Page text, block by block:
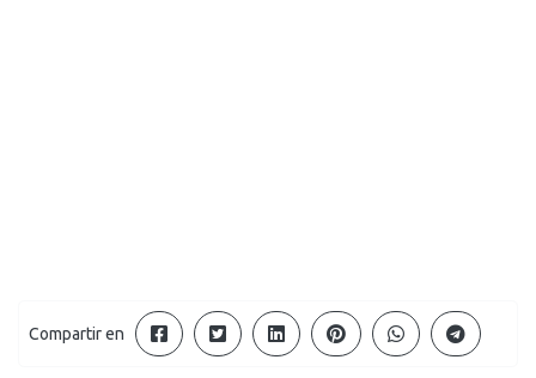
Compartir en